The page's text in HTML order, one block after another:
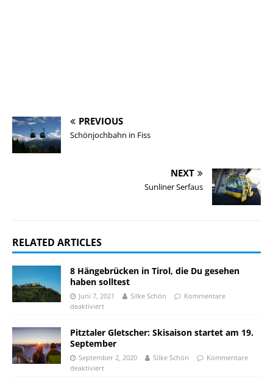
PREVIOUS
Schönjochbahn in Fiss
NEXT
Sunliner Serfaus
RELATED ARTICLES
8 Hängebrücken in Tirol, die Du gesehen
haben solltest
Juni 7, 2021 Silke Schön
Kommentare
deaktiviert
Pitztaler Gletscher: Skisaison startet am 19.
September
September 2, 2020 Silke Schön
Kommentare
deaktiviert